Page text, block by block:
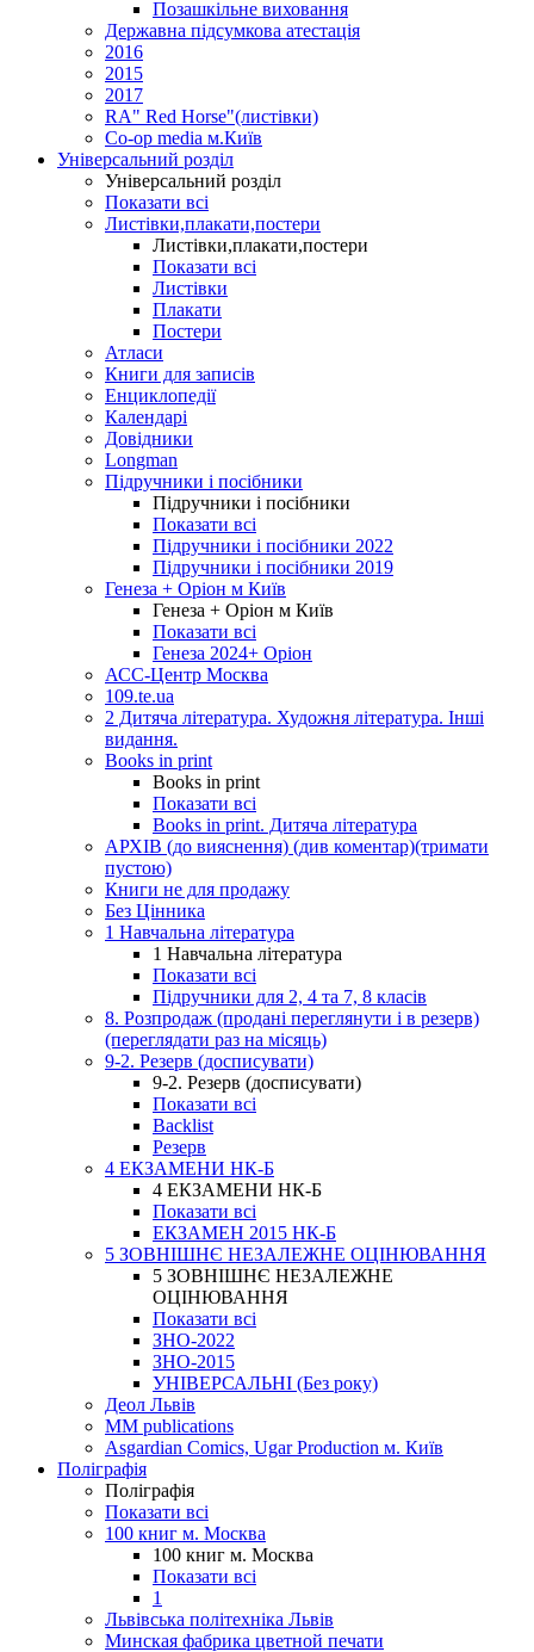
Позашкільне виховання
Державна підсумкова атестація
2016
2015
2017
RA" Red Horse"(листівки)
Co-op media м.Київ
Універсальний розділ
Універсальний розділ
Показати всі
Листівки,плакати,постери
Листівки,плакати,постери
Показати всі
Листівки
Плакати
Постери
Атласи
Книги для записів
Енциклопедії
Календарі
Довідники
Longman
Підручники і посібники
Підручники і посібники
Показати всі
Підручники і посібники 2022
Підручники і посібники 2019
Генеза + Оріон м Київ
Генеза + Оріон м Київ
Показати всі
Генеза 2024+ Оріон
АСС-Центр Москва
109.te.ua
2 Дитяча література. Художня література. Інші
видання.
Books in print
Books in print
Показати всі
Books in print. Дитяча література
АРХІВ (до вияснення) (див коментар)(тримати
пустою)
Книги не для продажу
Без Цінника
1 Навчальна література
1 Навчальна література
Показати всі
Підручники для 2, 4 та 7, 8 класів
8. Розпродаж (продані переглянути і в резерв)
(переглядати раз на місяць)
9-2. Резерв (досписувати)
9-2. Резерв (досписувати)
Показати всі
Backlist
Резерв
4 ЕКЗАМЕНИ НК-Б
4 ЕКЗАМЕНИ НК-Б
Показати всі
ЕКЗАМЕН 2015 НК-Б
5 ЗОВНІШНЄ НЕЗАЛЕЖНЕ ОЦІНЮВАННЯ
5 ЗОВНІШНЄ НЕЗАЛЕЖНЕ
ОЦІНЮВАННЯ
Показати всі
ЗНО-2022
ЗНО-2015
УНІВЕРСАЛЬНІ (Без року)
Деол Львів
MM publications
Asgardian Comics, Ugar Production м. Київ
Поліграфія
Поліграфія
Показати всі
100 книг м. Москва
100 книг м. Москва
Показати всі
1
Львівська політехніка Львів
Минская фабрика цветной печати